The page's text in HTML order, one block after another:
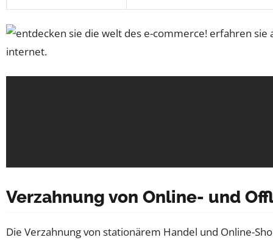
Verzahnung von Online- und
Die Verzahnung von stationärem Handel und Online-